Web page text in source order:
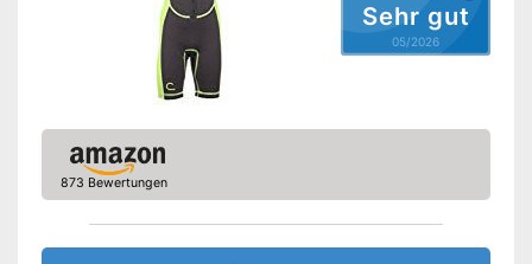
Sehr gut
05/2026
873 Bewertungen